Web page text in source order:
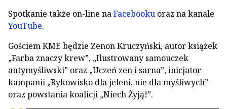
Spotkanie także on-line naFacebooku oraz na kanale
YouTube.
Gościem KME będzie Zenon Kruczyński, autor książek
„Farba znaczy krew”, „Ilustrowany samouczek
antymyśliwski” oraz „Uczeń zen i sarna”, inicjator
kampanii „Rykowisko dla jeleni, nie dla myśliwych”
oraz powstania koalicji „Niech Żyją!”.